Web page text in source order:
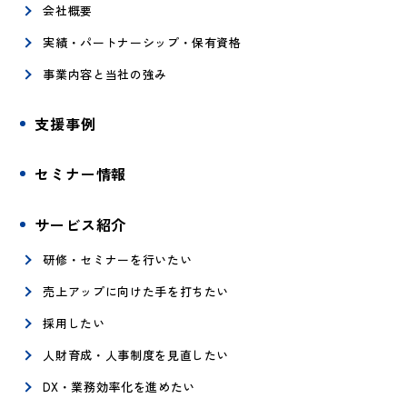
会社概要
実績・パートナーシップ・保有資格
事業内容と当社の強み
支援事例
セミナー情報
サービス紹介
研修・セミナーを行いたい
売上アップに向けた手を打ちたい
採用したい
人財育成・人事制度を見直したい
DX・業務効率化を進めたい